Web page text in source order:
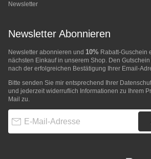
Newsletter
Newsletter Abonnieren
Newsletter abonnieren und 10% Rabatt-Guschein
nächsten Einkauf in unserem Shop. Den
nach der erfolgreichen Bestätigung Ihrer Email-
Bitte senden Sie mir entsprechend Ihrer
und jederzeit widerruflich Informationen zu Ihrem
Mail zu.